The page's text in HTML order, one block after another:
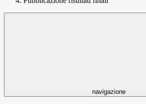
navigazione